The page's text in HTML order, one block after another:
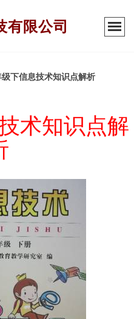
有限公司
级下信息技术知识点解析
术知识点解